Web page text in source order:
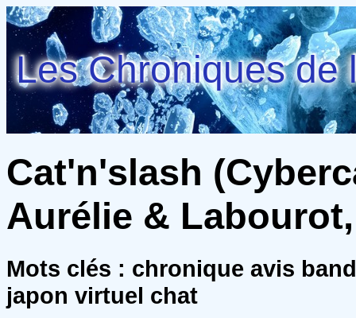
Les Chroniques de
Cat'n'slash
Aurélie &
Mots clés : chronique avis
japon virtuel chat